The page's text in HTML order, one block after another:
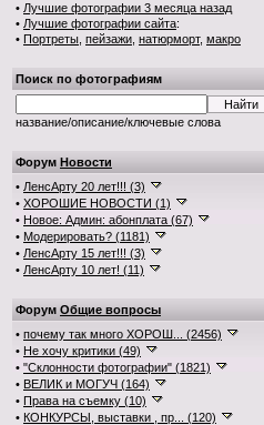
• Лучшие фотографии 3 месяца назад
• Лучшие фотографии сайта:
• Портреты пейзажи натюрморт, макро
Поиск по фотографиям
название/описание/ключевые слова
Форум Новости
• ЛенсАрту 20 лет!!! (3)
• ХОРОШИЕ НОВОСТИ (1)
• Новое: Админ: абонплата (67)
• Модерировать? (1181)
• ЛенсАрту 15 лет!!! (3)
• ЛенсАрту 10 лет! (11)
Форум Общие вопросы
• почему так много ХОРОШ... (2456)
• Не хочу критики (49)
• "Склонности фотографии" (1821)
• ВЕЛИК и МОГУЧ (164)
• Права на съемку (10)
• КОНКУРСЫ, выставки , пр... (120)